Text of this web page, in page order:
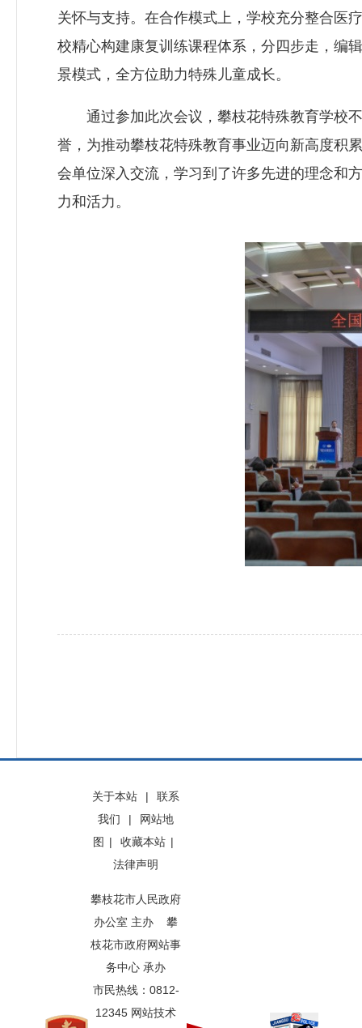
关怀与支持。在合作模式上，学校充分整合医
校精心构建康复训练课程体系，分四步走，编
景模式，全方位助力特殊儿童成长。
通过参加此次会议，攀枝花特殊教育学校不
誉，为推动攀枝花特殊教育事业迈向新高度积
会单位深入交流，学习到了许多先进的理念和
力和活力。
关于本站 |
联系
我们
|
网站地
图 | 收藏本站 |
法律声明
攀枝花市人民政府
办公室 主办 攀
枝花市政府网站事
务中心 承办
市民热线：0812-
12345 网站技术